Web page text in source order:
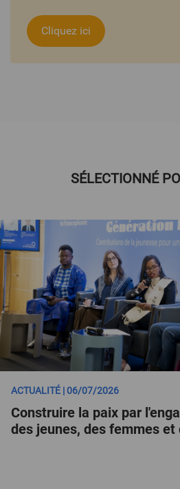
Cliquez ici
SÉLECTIONNÉ
ACTUALITÉ | 06/07/2026
Construire la paix par
des jeunes, des femmes